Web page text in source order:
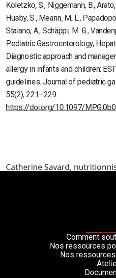
Koletzko, S., Niggemann, B.,
Husby, S., Mearin, M. L.,
Staiano, A., Schäppi, M. G.,
Pediatric Gastroenterology,
Diagnostic approach and
allergy in infants and children:
guidelines. Journal of pediatric
55(2), 221–229.
https://doi.org/10.1097/
Catherine Savard,
Comment
Nos ressources
Nos